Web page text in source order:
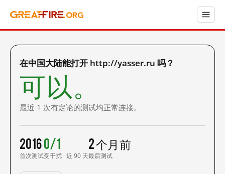
在中国大陆能打开 http://yasser.ru 吗？
可以。
最近 1 次有定论的测试均正常连接。
2016
首次测试
0/1
受干扰 · 近 90 天
2 个月前
最后测试